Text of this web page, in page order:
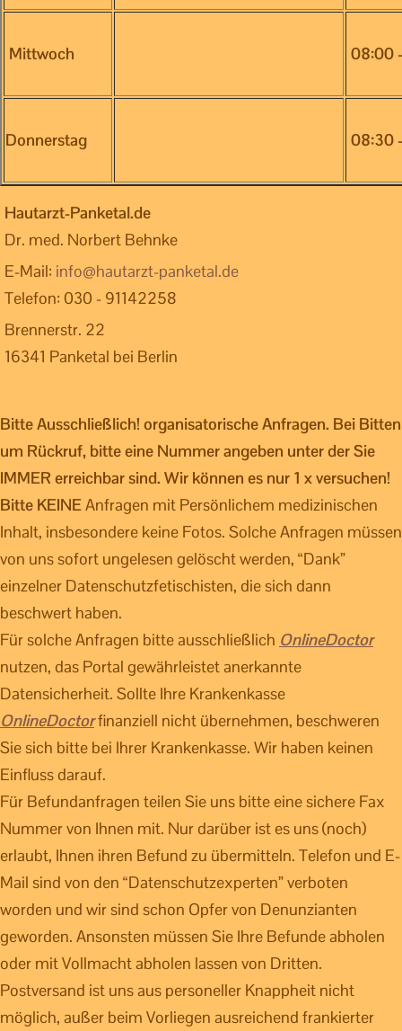
Mittwoch 08:00
Donnerstag 08:30
Hautarzt-Panketal.de
Dr. med. Norbert Behnke
E-Mail: info@hautarzt-panketal.de
Telefon: 030 - 91142258
Brennerstr. 22
16341 Panketal bei Berlin
Bitte Ausschließlich! organisatorische Anfragen. Bei Bitten
um Rückruf, bitte eine Nummer angeben unter der Sie
IMMER erreichbar sind. Wir können es nur 1 x versuchen!
Bitte KEINEAnfragen mit Persönlichem medizinischen
Inhalt, insbesondere keine Fotos. Solche Anfragen müssen
von uns sofort ungelesen gelöscht werden, “Dank”
einzelner Datenschutzfetischisten, die sich dann
beschwert haben.
Für solche Anfragen bitte ausschließlich OnlineDoctor
nutzen, das Portal gewährleistet anerkannte
Datensicherheit. Sollte Ihre Krankenkasse
OnlineDoctorfinanziell nicht übernehmen, beschweren
Sie sich bitte bei Ihrer Krankenkasse. Wir haben keinen
Einfluss darauf.
Für Befundanfragen teilen Sie uns bitte eine sichere Fax
Nummer von Ihnen mit. Nur darüber ist es uns (noch)
erlaubt, Ihnen ihren Befund zu übermitteln. Telefon und E-
Mail sind von den “Datenschutzexperten” verboten
worden und wir sind schon Opfer von Denunzianten
geworden. Ansonsten müssen Sie Ihre Befunde abholen
oder mit Vollmacht abholen lassen von Dritten.
Postversand ist uns aus personeller Knappheit nicht
möglich, außer beim Vorliegen ausreichend frankierter